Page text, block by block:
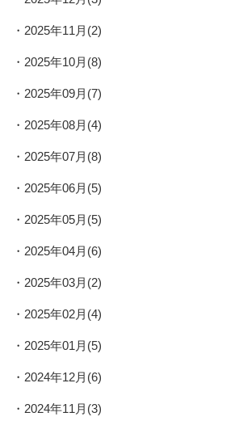
2025年11月(2)
2025年10月(8)
2025年09月(7)
2025年08月(4)
2025年07月(8)
2025年06月(5)
2025年05月(5)
2025年04月(6)
2025年03月(2)
2025年02月(4)
2025年01月(5)
2024年12月(6)
2024年11月(3)